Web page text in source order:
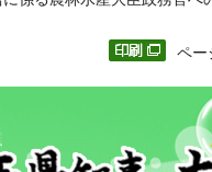
ペー